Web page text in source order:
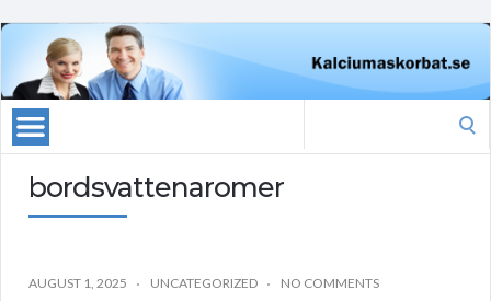
bordsvattenaromer
AUGUST 1, 2025 UNCATEGORIZED NO COMMENTS